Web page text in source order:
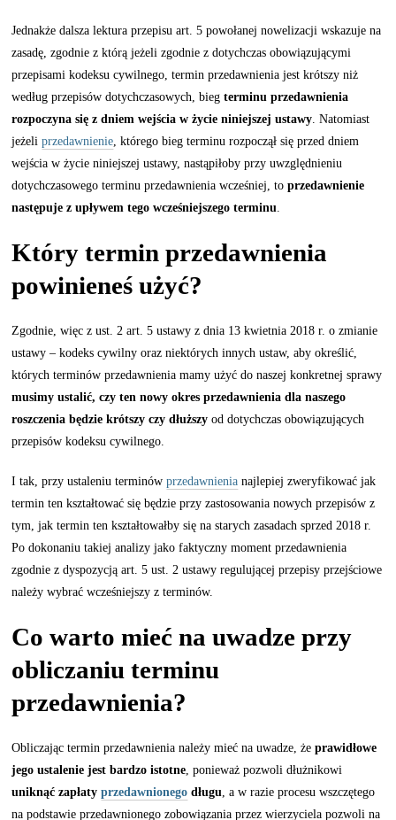
Jednakże dalsza lektura przepisu art. 5 powołanej nowelizacji wskazuje na
zasadę, zgodnie z którą jeżeli zgodnie z dotychczas obowiązującymi
przepisami kodeksu cywilnego, termin przedawnienia jest krótszy niż
według przepisów dotychczasowych, biegterminu przedawnienia
rozpoczyna się z dniem wejścia w życie niniejszej ustawy . Natomiast
jeżeliprzedawnienie , którego bieg terminu rozpoczął się przed dniem
wejścia w życie niniejszej ustawy, nastąpiłoby przy uwzględnieniu
dotychczasowego terminu przedawnienia wcześniej, toprzedawnienie
następuje z upływem tego wcześniejszego terminu
Który termin przedawnienia
powinieneś użyć?
Zgodnie, więc z ust. 2 art. 5 ustawy z dnia 13 kwietnia 2018 r. o zmianie
ustawy – kodeks cywilny oraz niektórych innych ustaw, aby określić,
których terminów przedawnienia mamy użyć do naszej konkretnej sprawy
musimy ustalić, czy ten nowy okres przedawnienia dla naszego
roszczenia będzie krótszy czy dłuższy od dotychczas obowiązujących
przepisów kodeksu cywilnego.
I tak, przy ustaleniu terminówprzedawnienia najlepiej zweryfikować jak
termin ten kształtować się będzie przy zastosowania nowych przepisów z
tym, jak termin ten kształtowałby się na starych zasadach sprzed 2018 r.
Po dokonaniu takiej analizy jako faktyczny moment przedawnienia
zgodnie z dyspozycją art. 5 ust. 2 ustawy regulującej przepisy przejściowe
należy wybrać wcześniejszy z terminów.
Co warto mieć na uwadze przy
obliczaniu terminu
przedawnienia?
Obliczając termin przedawnienia należy mieć na uwadze, żeprawidłowe
jego ustalenie jest bardzo istotne , ponieważ pozwoli dłużnikowi
uniknąć zapłatyprzedawnionego długu , a w razie procesu wszczętego
na podstawie przedawnionego zobowiązania przez wierzyciela pozwoli na